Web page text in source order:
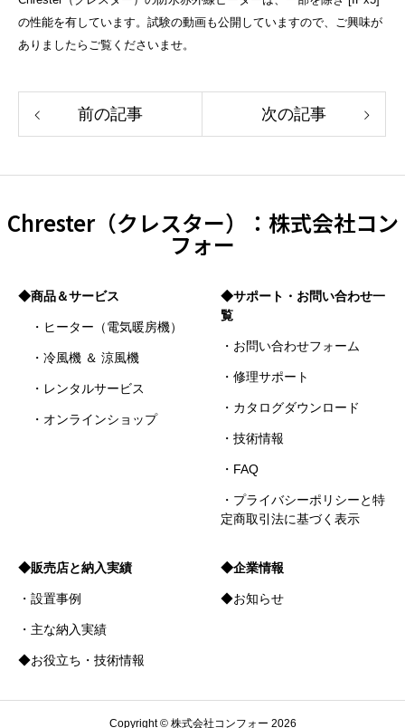
の性能を有しています。試験の動画も公開していますので、ご興味が
ありましたらご覧くださいませ。
前の記事 次の記事
Chrester（クレスター）：株式会社コン
フォー
◆商品＆サービス
・ヒーター（電気暖房機）
・冷風機 ＆ 涼風機
・レンタルサービス
・オンラインショップ
◆サポート・お問い合わせ一
覧
・お問い合わせフォーム
・修理サポート
・カタログダウンロード
・技術情報
・FAQ
・プライバシーポリシーと特
定商取引法に基づく表示
◆販売店と納入実績
・設置事例
・主な納入実績
◆お役立ち・技術情報
◆企業情報
◆お知らせ
Copyright © 株式会社コンフォー 2026